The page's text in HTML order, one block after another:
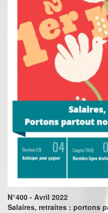
N°400 - Avril 2022
Salaires, retraites : portons